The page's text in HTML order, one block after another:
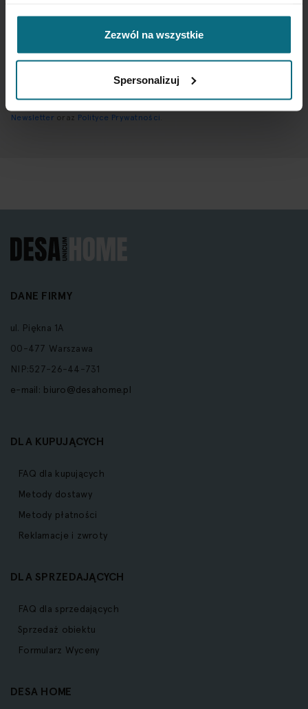
Zezwól na wszystkie
Spersonalizuj
Newsletter oraz Polityce Prywatności
DANE FIRMY
ul. Piękna 1A
00-477 Warszawa
NIP:527-26-44-731
e-mail: biuro@desahome.pl
DLA KUPUJĄCYCH
FAQ dla kupujących
Metody dostawy
Metody płatności
Reklamacje i zwroty
DLA SPRZEDAJĄCYCH
FAQ dla sprzedających
Sprzedaż obiektu
Formularz Wyceny
DESA HOME